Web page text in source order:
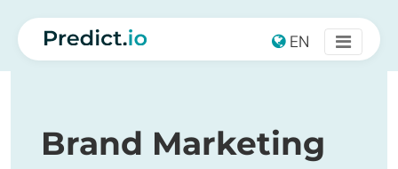
Main Navigation EN
Brand Marketing